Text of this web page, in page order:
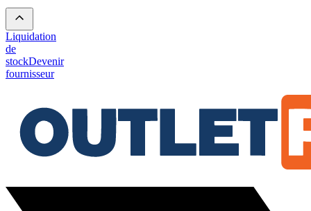
Liquidation
de
stockDevenir
fournisseur